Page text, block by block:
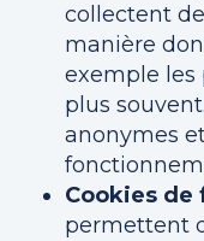
collectent
manière
exemple les
plus
anonymes
Cookies
permettent